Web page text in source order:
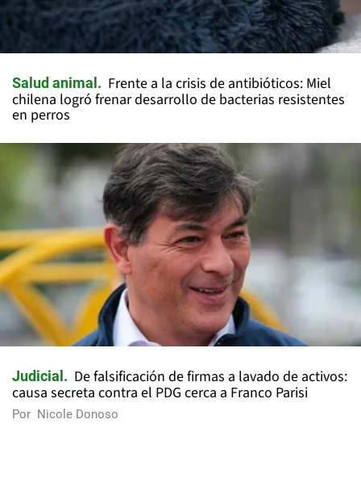
Salud animal
Frente a la crisis de antibióticos: Miel
chilena logró frenar desarrollo de bacterias resistentes
en perros
Judicial
De falsificación de firmas a lavado de activos:
causa secreta contra el PDG cerca a Franco Parisi
Por Nicole Donoso